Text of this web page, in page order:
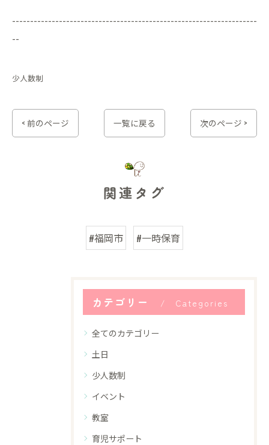
--------------------------------------------------------------------
--
少人数制
< 前のページ 一覧に戻る 次のページ >
関連タグ
#福岡市 #一時保育
カテゴリー Categories
全てのカテゴリー
土日
少人数制
イベント
教室
育児サポート